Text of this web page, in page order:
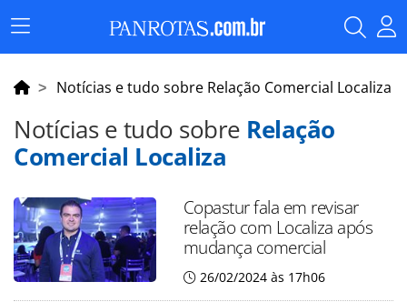
Menu
Principal
Notícias e tudo sobre Relação Comercial Localiza
Notícias e tudo sobre Relação
Comercial Localiza
Copastur fala em revisar
relação com Localiza após
mudança comercial
26/02/2024 às 17h06